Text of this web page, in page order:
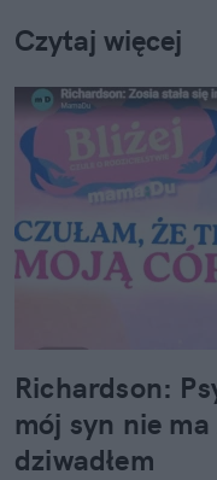
Czytaj więcej
Richardson:
mój syn nie
dziwadłem